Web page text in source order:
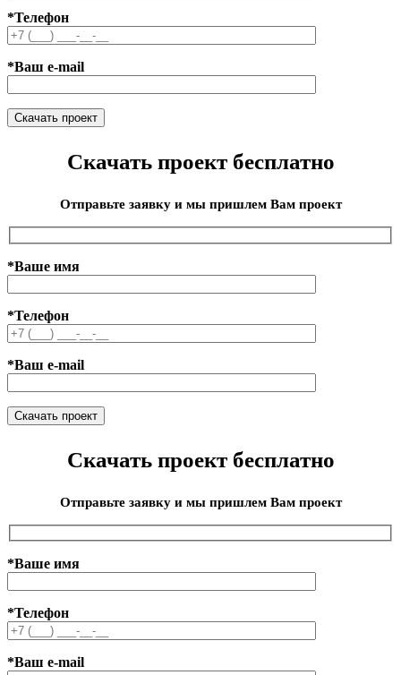
*Телефон
*Ваш e-mail
Скачать проект бесплатно
Отправьте заявку и мы пришлем Вам проект
*Ваше имя
*Телефон
*Ваш e-mail
Скачать проект бесплатно
Отправьте заявку и мы пришлем Вам проект
*Ваше имя
*Телефон
*Ваш e-mail